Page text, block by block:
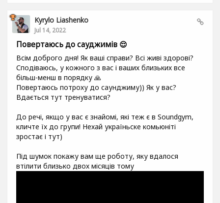
Kyrylo Liashenko
Jul 14, 2022
Повертаюсь до сауджимів 😌
Всім доброго дня! Як ваші справи? Всі живі здорові?
Сподіваюсь, у кожного з вас і ваших близьких все
більш-менш в порядку 🙏
Повертаюсь потроху до саунджиму)) Як у вас?
Вдається тут тренуватися?
До речі, якщо у вас є знайомі, які теж є в Soundgym,
кличте їх до групи! Нехай україньске комьюніті
зростає і тут)
Під шумок покажу вам ще роботу, яку вдалося
втілити близько двох місяців тому